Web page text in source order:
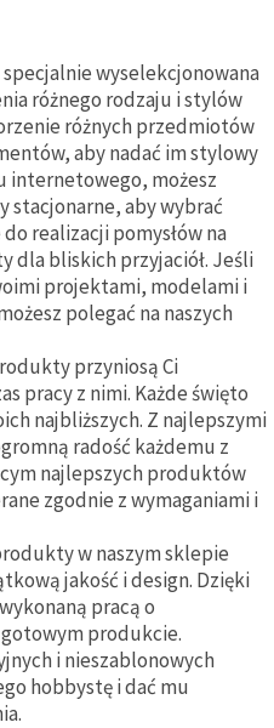
wyselekcjonowana
różnego rodzaju i stylów
różnych przedmiotów
aby nadać im stylowy
internetowego, możesz
stacjonarne, aby wybrać
realizacji pomysłów na
dla bliskich przyjaciół. Jeśli
projektami, modelami i
polegać na naszych
przyniosą Ci
pracy z nimi. Każde święto
najbliższych. Z najlepszymi
radość każdemu z
najlepszych produktów
zgodnie z wymaganiami i
w naszym sklepie
jakość i design. Dzięki
pracą o
produkcie.
i nieszablonowych
hobbystę i dać mu